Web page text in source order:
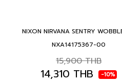
NXA14175367-00
15,900 THB
14,310 THB -10%